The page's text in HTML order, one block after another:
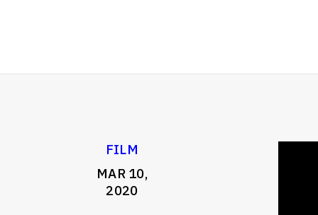
FILM
MAR 10,
2020